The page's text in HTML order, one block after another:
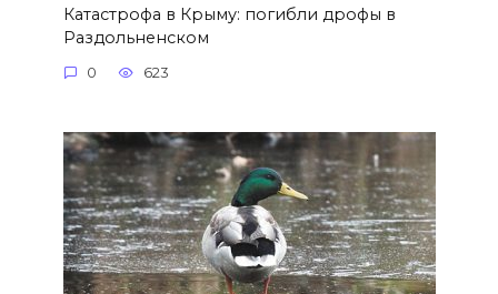
Катастрофа в Крыму: погибли дрофы в
Раздольненском
0 623